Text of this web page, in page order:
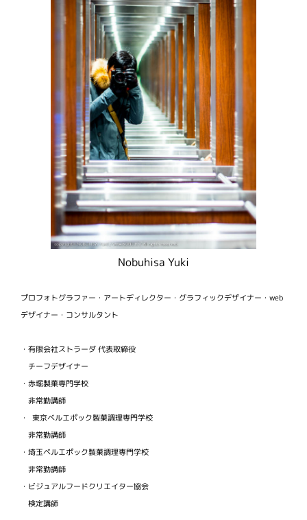
Nobuhisa Yuki
プロフォトグラファー・アートディレクター・グラフィックデザイナー・web
デザイナー・コンサルタント
・有限会社ストラーダ 代表取締役
チーフデザイナー
・赤堀製菓専門学校
非常勤講師
・ 東京ベルエポック製菓調理専門学校
非常勤講師
・埼玉ベルエポック製菓調理専門学校
非常勤講師
・ビジュアルフードクリエイター協会
検定講師